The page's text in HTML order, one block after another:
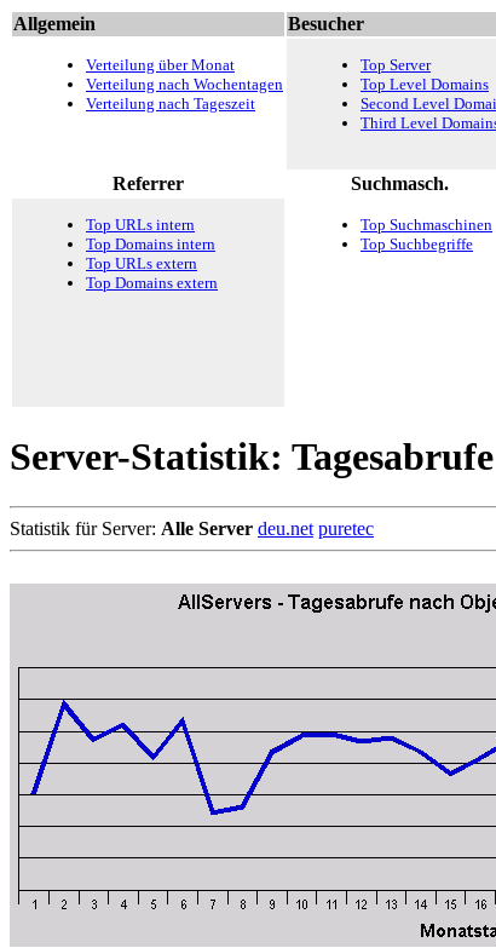
Allgemein Besucher
Verteilung über Monat
Verteilung nach Wochentagen
Verteilung nach Tageszeit
Top Server
Top Level Domains
Second Level
Third Level
Referrer Suchmasch.
Top URLs intern
Top Domains intern
Top URLs extern
Top Domains extern
Top Suchmaschinen
Top Suchbegriffe
Server-Statistik:
Statistik für Server: Alle Server deu.net puretec